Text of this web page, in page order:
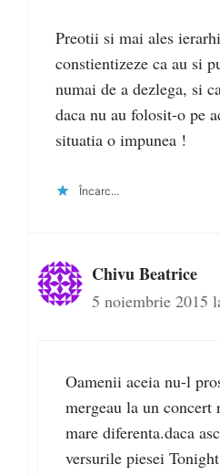
Preotii si mai ales
constientizeze ca au si
numai de a dezlega, si
daca nu au folosit-o pe
situatia o impunea !
Încarc...
Chivu Beatrice
5 noiembrie 2015
Oamenii aceia nu-l
mergeau la un concert
mare diferenta.daca
versurile piesei